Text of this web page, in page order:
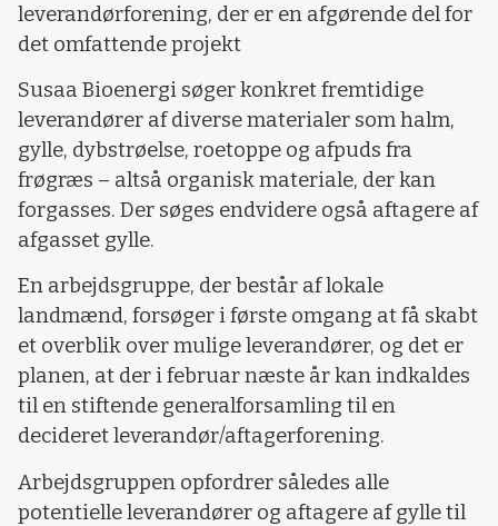
leverandørforening, der er en afgørende del for
det omfattende projekt
Susaa Bioenergi søger konkret fremtidige
leverandører af diverse materialer som halm,
gylle, dybstrøelse, roetoppe og afpuds fra
frøgræs – altså organisk materiale, der kan
forgasses. Der søges endvidere også aftagere af
afgasset gylle.
En arbejdsgruppe, der består af lokale
landmænd, forsøger i første omgang at få skabt
et overblik over mulige leverandører, og det er
planen, at der i februar næste år kan indkaldes
til en stiftende generalforsamling til en
decideret leverandør/aftagerforening.
Arbejdsgruppen opfordrer således alle
potentielle leverandører og aftagere af gylle til